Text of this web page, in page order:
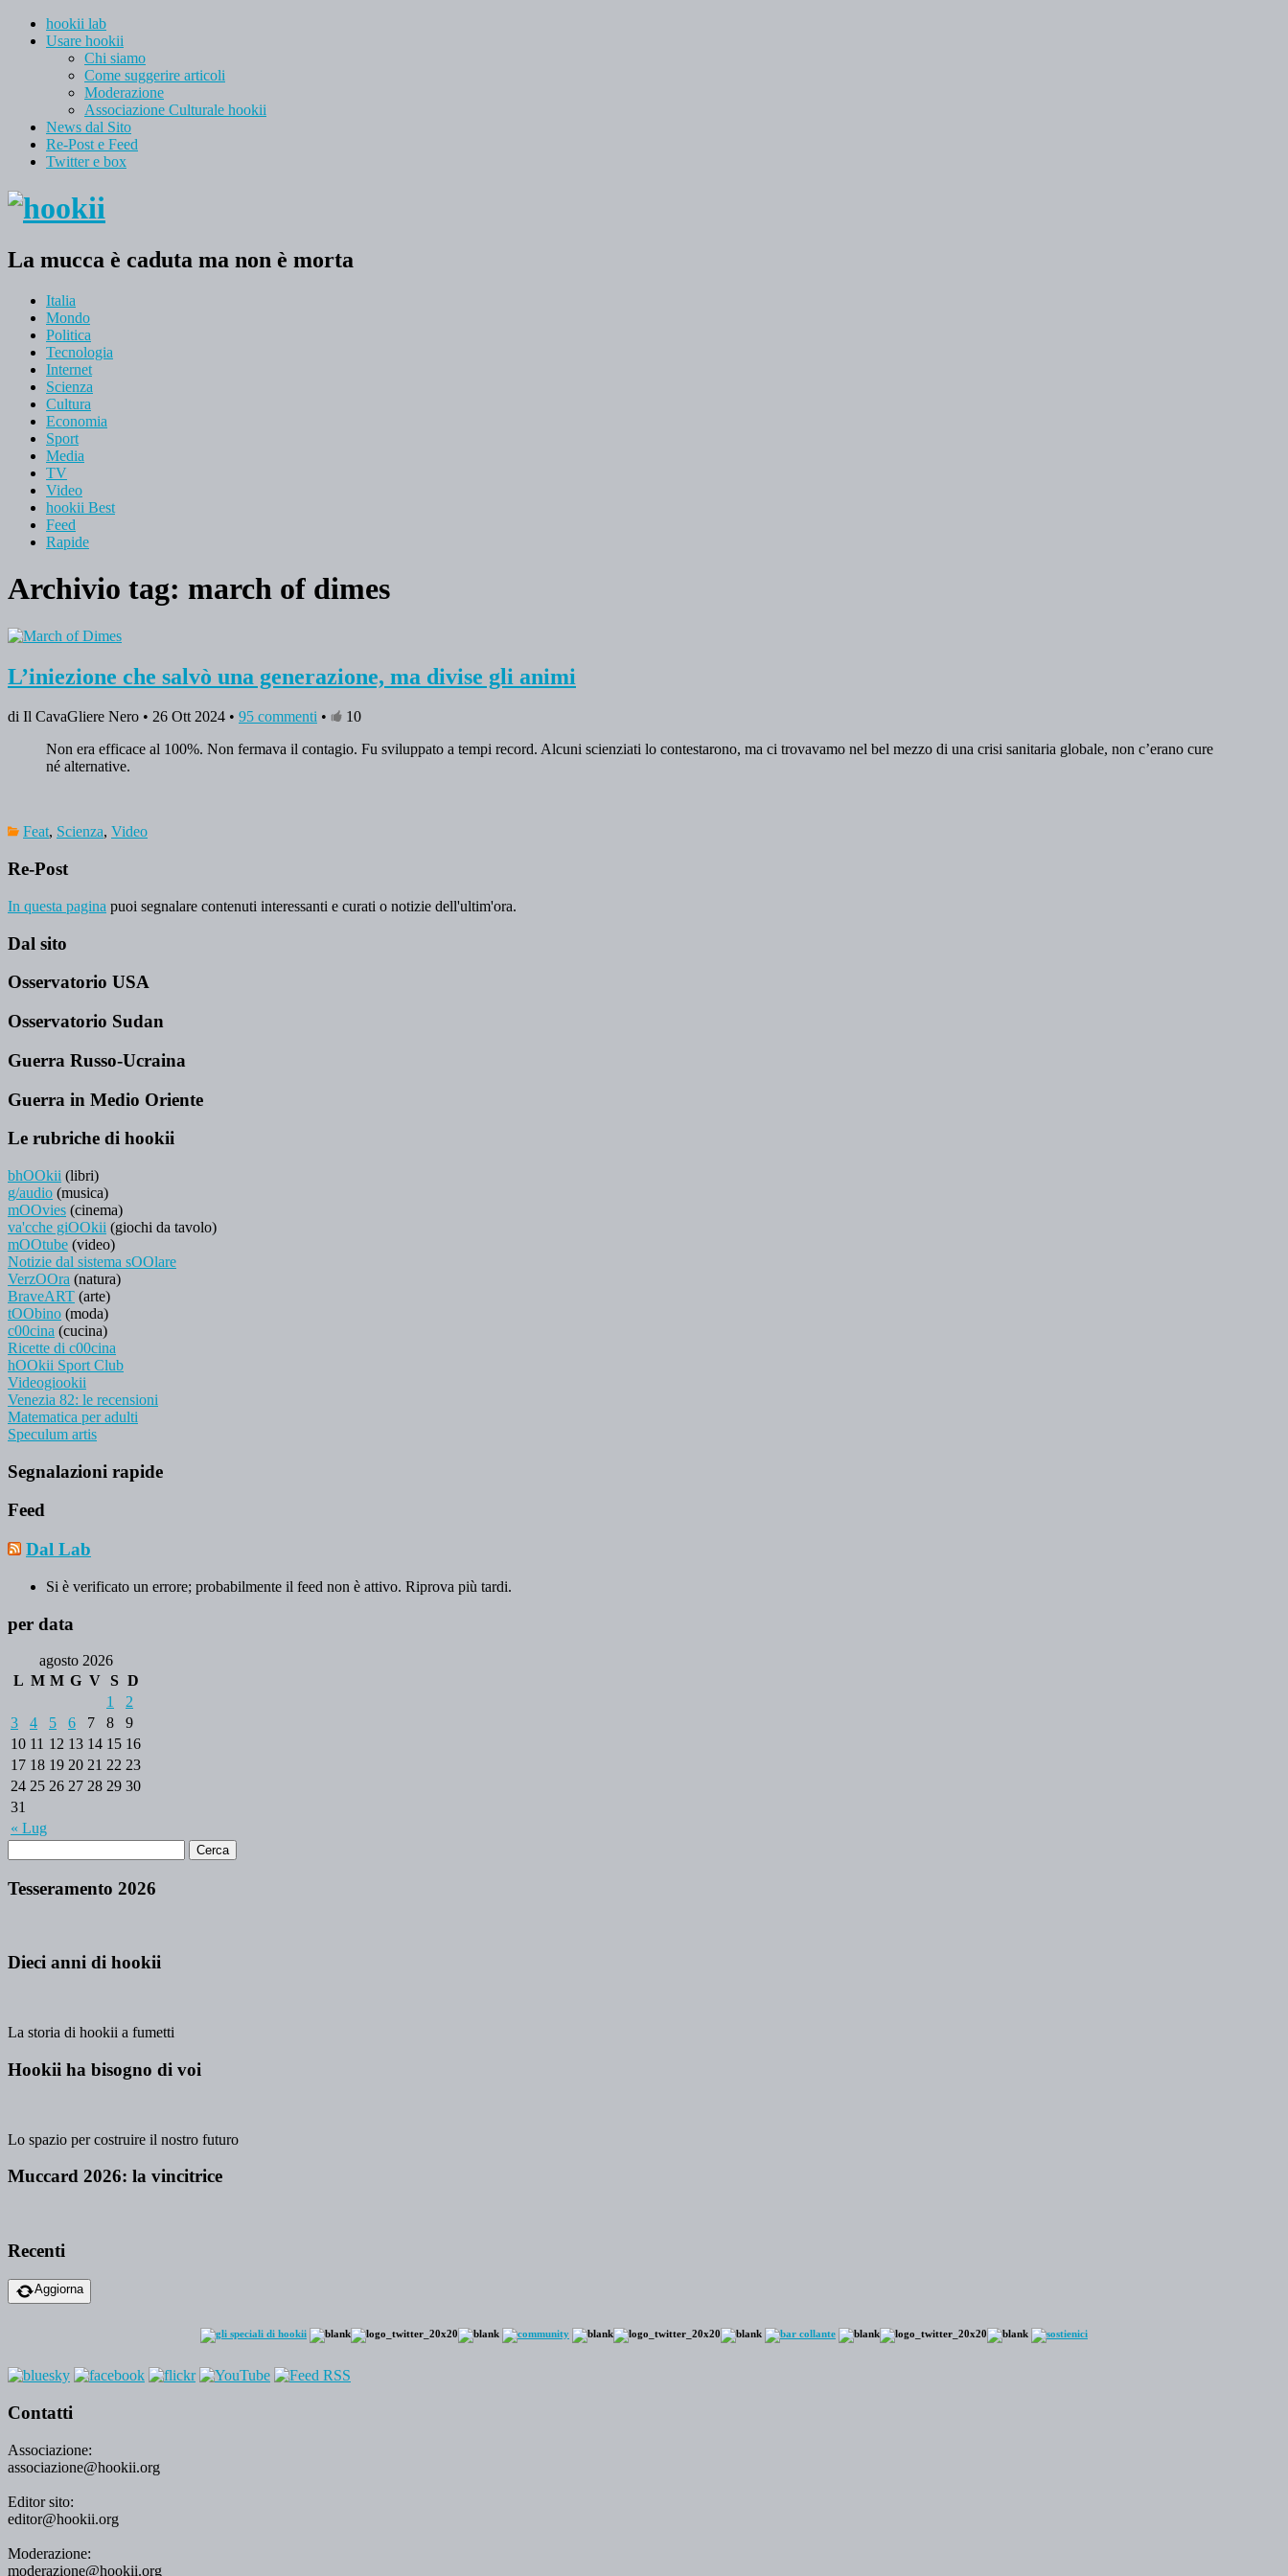
hookii lab
Usare hookii
Chi siamo
Come suggerire articoli
Moderazione
Associazione Culturale hookii
News dal Sito
Re-Post e Feed
Twitter e box
La mucca è caduta ma non è morta
Italia
Mondo
Politica
Tecnologia
Internet
Scienza
Cultura
Economia
Sport
Media
TV
Video
hookii Best
Feed
Rapide
Archivio tag: march of dimes
L’iniezione che salvò una generazione, ma divise gli animi
di Il CavaGliere Nero • 26 Ott 2024 • 95 commenti •
10
Non era efficace al 100%. Non fermava il contagio. Fu sviluppato a tempi record. Alcuni scienziati lo contestarono, ma ci trovavamo nel bel mezzo di una crisi sanitaria globale, non c’erano cure
né alternative.
Feat, Scienza, Video
Re-Post
In questa pagina puoi segnalare contenuti interessanti e curati o notizie dell'ultim'ora.
Dal sito
Osservatorio USA
Osservatorio Sudan
Guerra Russo-Ucraina
Guerra in Medio Oriente
Le rubriche di hookii
bhOOkii (libri)
g/audio (musica)
mOOvies (cinema)
va'cche giOOkii (giochi da tavolo)
mOOtube (video)
Notizie dal sistema sOOlare
VerzOOra (natura)
BraveART (arte)
tOObino (moda)
c00cina (cucina)
Ricette di c00cina
hOOkii Sport Club
Videogiookii
Venezia 82: le recensioni
Matematica per adulti
Speculum artis
Segnalazioni rapide
Feed
Dal Lab
Si è verificato un errore; probabilmente il feed non è attivo. Riprova più tardi.
per data
agosto 2026
L M M G V S D
« Lug
1
2
3
4 5 6 7 8
9
10 11 12 13 14 15 16
17 18 19 20 21 22 23
24 25 26 27 28 29 30
31
Tesseramento 2026
Dieci anni di hookii
La storia di hookii a fumetti
Hookii ha bisogno di voi
Lo spazio per costruire il nostro futuro
Muccard 2026: la vincitrice
Recenti
Aggiorna
Contatti
Associazione:
associazione@hookii.org
Editor sito:
editor@hookii.org
Moderazione:
moderazione@hookii.org